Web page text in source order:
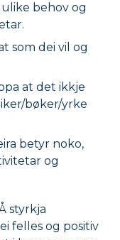
behov og
som dei vil og
at det ikkje
bøker/yrke
betyr noko,
og
styrkja
felles og positiv